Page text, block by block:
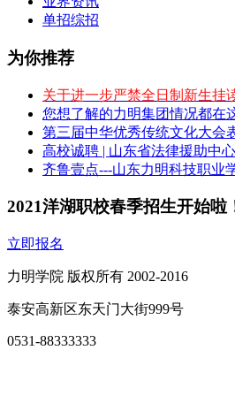
单招综招
为你推荐
关于进一步严禁全日制新生挂
您想了解的力明集团情况都在
第三届中华优秀传统文化大会
高校诚聘 | 山东省法律援助中
齐鲁壹点---山东力明科技职业
2021洋湖职校春季招生开始啦
立即报名
力明学院 版权所有 2002-2016
泰安高新区东天门大街999号
0531-88333333